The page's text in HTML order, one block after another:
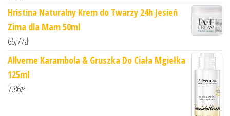
Hristina Naturalny Krem do Twarzy 24h Jesień
Zima dla Mam 50ml
66,77zł
Allverne Karambola & Gruszka Do Ciała Mgiełka
125ml
7,86zł